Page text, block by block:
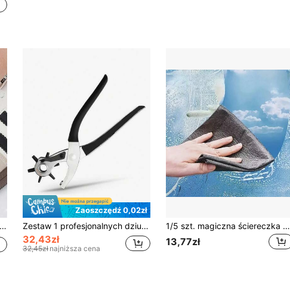
Zaoszczędź 0,02zł
Zestaw 1 profesjonalnych dziurkaczy do pasów – dziurkacz do skóry o różnych rozmiarach (2 mm, 2,5 mm, 3 mm, 3,5 mm, 4 mm, 4,5 mm) dla mężczyzn i kobiet – wytrzymały, ręczny dziurkacz do pasków, pasków, wyrobów skórzanych, napraw DIY – regulowany dziurkacz z precyzyjnymi ostrzami
32,43zł
32,45zł najniższa cena
1/5 szt. magiczna ściereczka do czyszczenia szkła bez pozostawiania kłaczków, pogrubiona wielofunkcyjna ściereczka z poliestru, nieosypująca się, odpowiednia do okien, luster, mycia samochodu, kuchni i powierzchni łazienkowych
13,77zł